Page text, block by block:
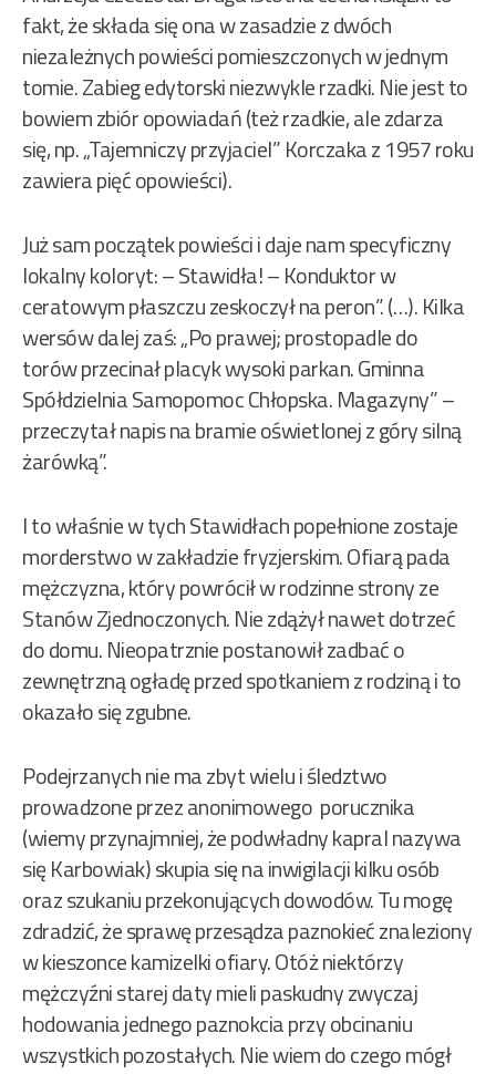
fakt, że składa się ona w zasadzie z dwóch
niezależnych powieści pomieszczonych w jednym
tomie. Zabieg edytorski niezwykle rzadki. Nie jest to
bowiem zbiór opowiadań (też rzadkie, ale zdarza
się, np. „Tajemniczy przyjaciel” Korczaka z 1957 roku
zawiera pięć opowieści).
Już sam początek powieści i daje nam specyficzny
lokalny koloryt: – Stawidła! – Konduktor w
ceratowym płaszczu zeskoczył na peron”. (…). Kilka
wersów dalej zaś: „Po prawej; prostopadle do
torów przecinał placyk wysoki parkan. Gminna
Spółdzielnia Samopomoc Chłopska. Magazyny” –
przeczytał napis na bramie oświetlonej z góry silną
żarówką”.
I to właśnie w tych Stawidłach popełnione zostaje
morderstwo w zakładzie fryzjerskim. Ofiarą pada
mężczyzna, który powrócił w rodzinne strony ze
Stanów Zjednoczonych. Nie zdążył nawet dotrzeć
do domu. Nieopatrznie postanowił zadbać o
zewnętrzną ogładę przed spotkaniem z rodziną i to
okazało się zgubne.
Podejrzanych nie ma zbyt wielu i śledztwo
prowadzone przez anonimowego porucznika
(wiemy przynajmniej, że podwładny kapral nazywa
się Karbowiak) skupia się na inwigilacji kilku osób
oraz szukaniu przekonujących dowodów. Tu mogę
zdradzić, że sprawę przesądza paznokieć znaleziony
w kieszonce kamizelki ofiary. Otóż niektórzy
mężczyźni starej daty mieli paskudny zwyczaj
hodowania jednego paznokcia przy obcinaniu
wszystkich pozostałych. Nie wiem do czego mógł